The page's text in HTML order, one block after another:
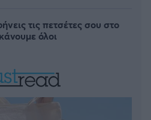
τις πετσέτες σου στο
όλοι